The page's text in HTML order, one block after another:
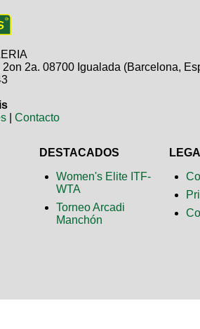
2a. 08700 Igualada (Barcelona,
|Contacto
DESTACADOS
Women's Elite ITF-
WTA
Torneo Arcadi
Manchón